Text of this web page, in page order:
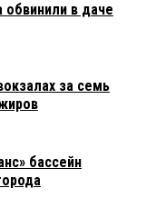
в даче
за семь
бассейн